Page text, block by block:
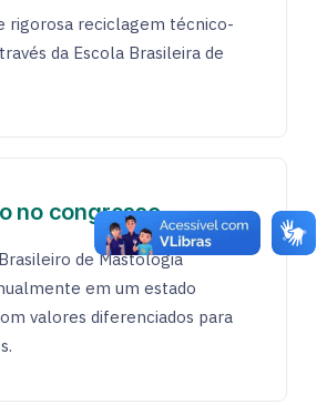
rigorosa reciclagem técnico-
da Escola Brasileira de
no congresso
de Mastologia
em um estado
valores diferenciados para